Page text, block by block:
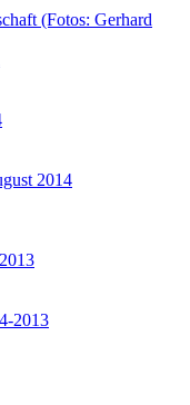
(Fotos: Gerhard
2014
2013